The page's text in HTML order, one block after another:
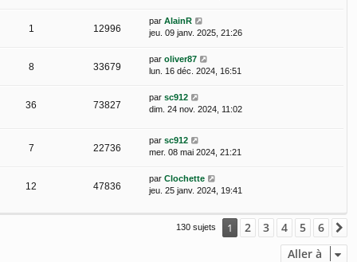
1 12996
par AlainR
jeu. 09 janv. 2025, 21:26
8 33679
par oliver87
lun. 16 déc. 2024, 16:51
36 73827
par sc912
dim. 24 nov. 2024, 11:02
7 22736
par sc912
mer. 08 mai 2024, 21:21
12 47836
par Clochette
jeu. 25 janv. 2024, 19:41
130 sujets 1 2 3 4 5 6
Aller à